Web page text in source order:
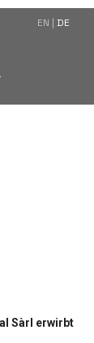
EN | DE
Sàrl erwirbt